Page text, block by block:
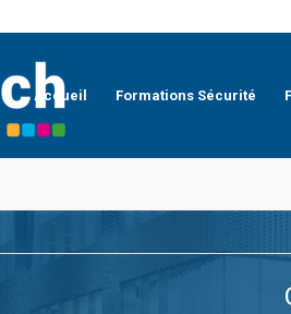
Accueil Formations Sécurité